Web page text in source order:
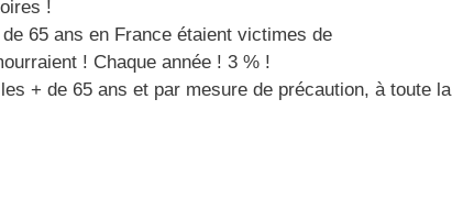
!
65 ans en France étaient victimes de
! Chaque année ! 3 % !
+ de 65 ans et par mesure de précaution, à toute la